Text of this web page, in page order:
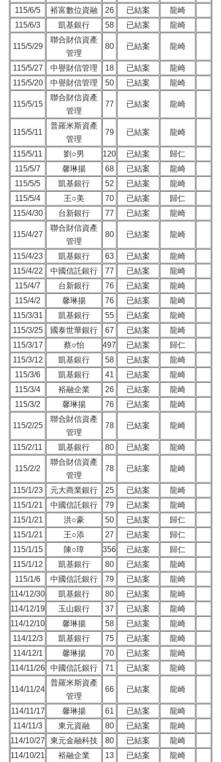
115/6/5
裕富數位資融 26 已結案
龍崎
115/6/3
凱基銀行 58 已結案 龍崎
115/5/29
聯合財信資產
管理
80 已結案 龍崎
115/5/27 中譽財信管理 18 已結案
龍崎
115/5/20
中譽財信管理 50 已結案 龍崎
115/5/15
聯合財信資產
管理
77 已結案 龍崎
115/5/11
普羅米斯資產
管理
79 已結案 龍崎
115/5/11 劉○男 120 已結案
歸仁
115/5/7
馨琳揚 68 已結案
龍崎
115/5/5
凱基銀行 52 已結案
龍崎
115/5/4
王○美 70 已結案
歸仁
115/4/30
台新銀行 77 已結案 龍崎
115/4/27
聯合財信資產
管理
80 已結案 龍崎
115/4/23 凱基銀行 63 已結案
龍崎
115/4/22
中國信託銀行 77 已結案
龍崎
115/4/7
台新銀行 76 已結案
龍崎
115/4/2
馨琳揚 76 已結案
龍崎
115/3/31
凱基銀行 55 已結案
龍崎
115/3/25
國泰世華銀行 67 已結案
龍崎
115/3/17
蔡○怡 497 已結案
歸仁
115/3/12
凱基銀行 58 已結案
龍崎
115/3/6
凱基銀行 41 已結案
龍崎
115/3/4
裕融企業 26 已結案
龍崎
115/3/2
馨琳揚 76 已結案 龍崎
115/2/25
聯合財信資產
管理
78 已結案 龍崎
115/2/11 凱基銀行 80 已結案 龍崎
115/2/2
聯合財信資產
管理
78 已結案 龍崎
115/1/23 元大商業銀行 25 已結案
龍崎
115/1/21
中國信託銀行 79 已結案
龍崎
115/1/21
洪○豪 50 已結案
歸仁
115/1/21
王○添 27 已結案
歸仁
115/1/15
陳○璋 356 已結案
歸仁
115/1/12
凱基銀行 80 已結案
龍崎
115/1/6
中國信託銀行 79 已結案
龍崎
114/12/30
凱基銀行 80 已結案
龍崎
114/12/19
玉山銀行 37 已結案
龍崎
114/12/10
馨琳揚 58 已結案
龍崎
114/12/3
凱基銀行 75 已結案
龍崎
114/12/1
馨琳揚 70 已結案
龍崎
114/11/26
中國信託銀行 71 已結案 龍崎
114/11/24
普羅米斯資產
管理
66 已結案 龍崎
114/11/17 馨琳揚 61 已結案
龍崎
114/11/3
東元資融 80 已結案
龍崎
114/10/27
東元金融科技 80 已結案
龍崎
114/10/21
裕融企業 13 已結案 龍崎